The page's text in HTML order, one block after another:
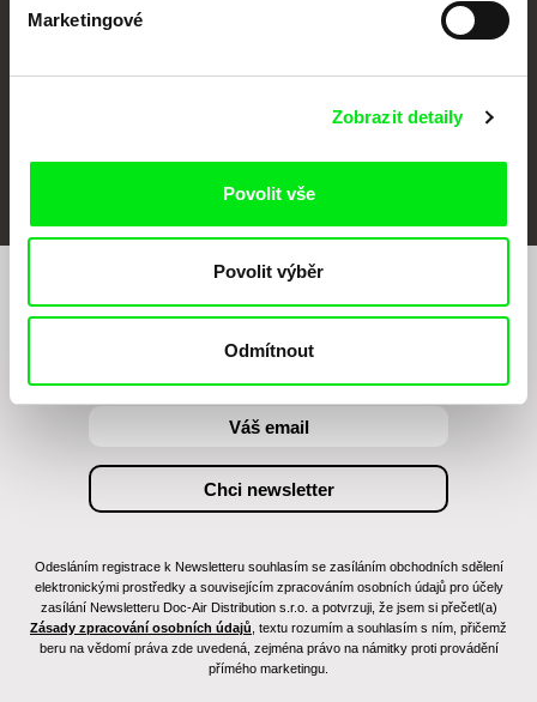
Marketingové
Zobrazit detaily
Povolit vše
Povolit výběr
Odmítnout
Chcete být pravidelně informováni o našem
Odesláním registrace k Newsletteru souhlasím se zasíláním obchodních sdělení
elektronickými prostředky a souvisejícím zpracováním osobních údajů pro účely
zasílání Newsletteru Doc-Air Distribution s.r.o. a potvrzuji, že jsem si přečetl(a)
Zásady zpracování osobních údajů , textu rozumím a souhlasím s ním, přičemž
beru na vědomí práva zde uvedená, zejména právo na námitky proti provádění
přímého marketingu.